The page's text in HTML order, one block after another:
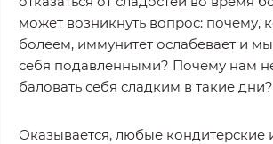
может возникнуть вопрос: почему,
болеем, иммунитет ослабевает и мы
себя подавленными? Почему нам
баловать себя сладким в такие дни?
Оказывается, любые кондитерские